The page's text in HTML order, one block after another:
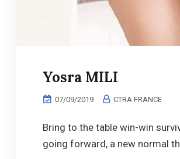
Yosra MILI
07/09/2019 CTRA FRANCE
Bring to the table win-win
going forward, a new normal